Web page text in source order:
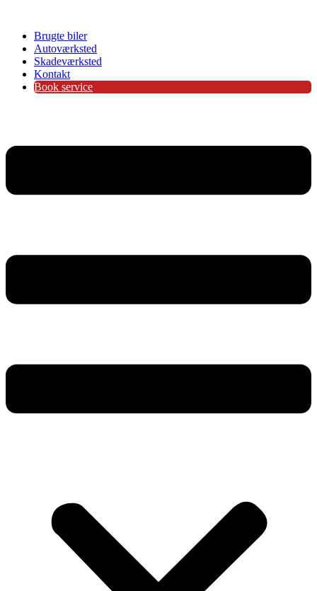
Brugte biler
Autoværksted
Skadeværksted
Kontakt
Book service